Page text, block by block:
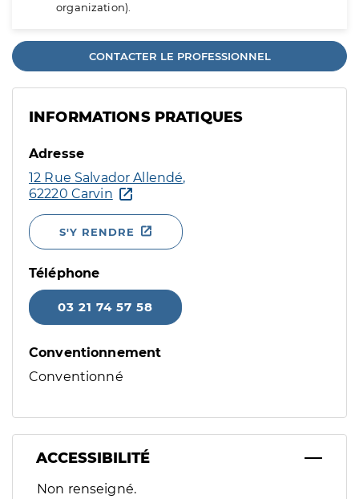
organization).
CONTACTER LE PROFESSIONNEL
INFORMATIONS PRATIQUES
Adresse
12 Rue Salvador Allendé,
62220 Carvin
S'Y RENDRE
Téléphone
03 21 74 57 58
Conventionnement
Conventionné
ACCESSIBILITÉ
Filtres
Sélectionnez un ou plusieurs handicaps/besoins
Non renseigné.